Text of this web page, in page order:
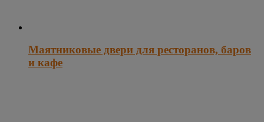
Маятниковые двери для ресторанов, баров
и кафе